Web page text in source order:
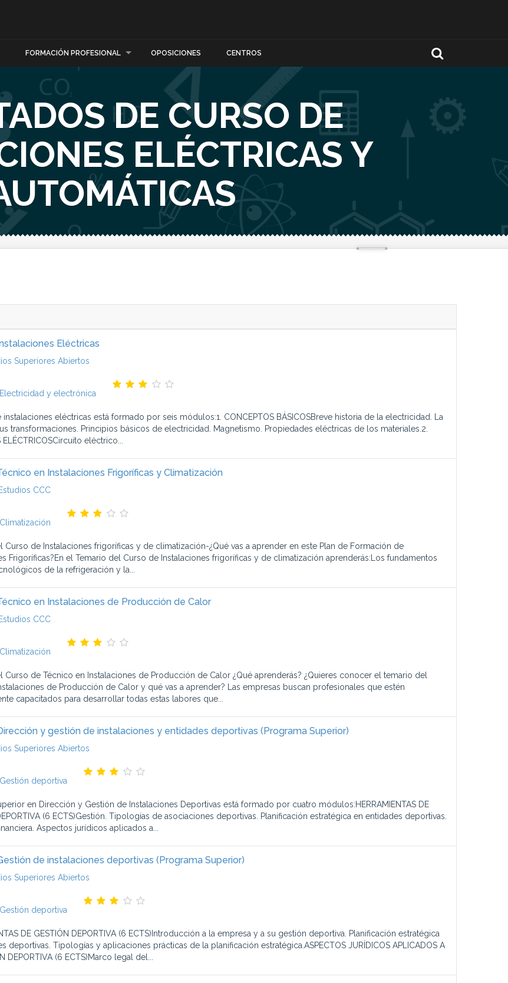
FORMACIÓN PROFESIONAL OPOSICIONES CENTROS
DE CURSO DE
ELÉCTRICAS Y
Eléctricas
Superiores Abiertos
y electrónica
instalaciones eléctricas está formado por seis módulos:1. CONCEPTOS BÁSICOSBreve historia de la electricidad. La
transformaciones. Principios básicos de electricidad. Magnetismo. Propiedades eléctricas de los materiales.2.
ELÉCTRICOSCircuito eléctrico...
en Instalaciones Frigoríficas y Climatización
CCC
Curso de Instalaciones frigoríficas y de climatización-¿Qué vas a aprender en este Plan de Formación de
Frigoríficas?En el Temario del Curso de Instalaciones frigoríficas y de climatización aprenderás:Los fundamentos
de la refrigeración y la...
en Instalaciones de Producción de Calor
CCC
Curso de Técnico en Instalaciones de Producción de Calor ¿Qué aprenderás? ¿Quieres conocer el temario del
de Producción de Calor y qué vas a aprender? Las empresas buscan profesionales que estén
capacitados para desarrollar todas estas labores que...
y gestión de instalaciones y entidades deportivas (Programa Superior)
Superiores Abiertos
deportiva
en Dirección y Gestión de Instalaciones Deportivas está formado por cuatro módulos:HERRAMIENTAS DE
(6 ECTS)Gestión. Tipologías de asociaciones deportivas. Planificación estratégica en entidades deportivas.
Aspectos jurídicos aplicados a...
de instalaciones deportivas (Programa Superior)
Superiores Abiertos
deportiva
DE GESTIÓN DEPORTIVA (6 ECTS)Introducción a la empresa y a su gestión deportiva. Planificación estratégica
deportivas. Tipologías y aplicaciones prácticas de la planificación estratégica.ASPECTOS JURÍDICOS APLICADOS A
DEPORTIVA (6 ECTS)Marco legal del...